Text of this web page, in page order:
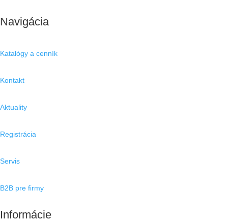
Navigácia
Katalógy a cenník
Kontakt
Aktuality
Registrácia
Servis
B2B pre firmy
Informácie